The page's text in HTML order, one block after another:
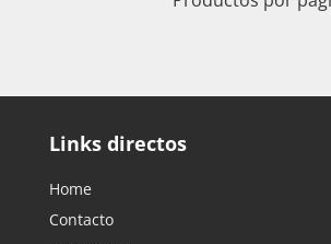
Links directos
Home
Contacto